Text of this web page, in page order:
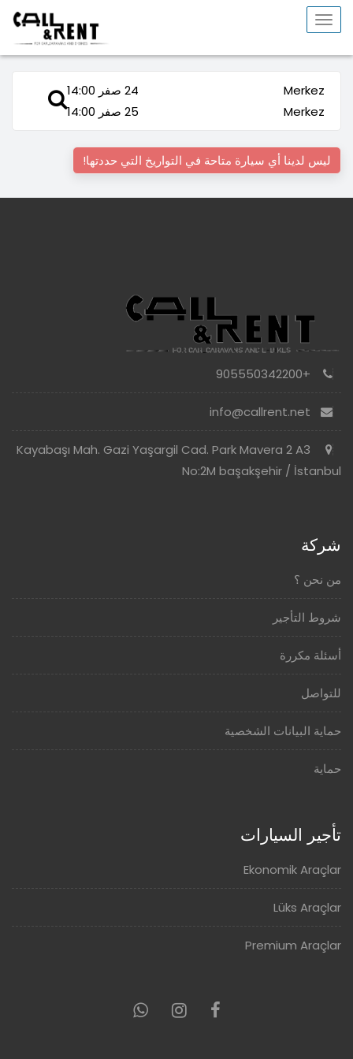
Toggle
Merkez
24 صفر 14:00
Merkez
25 صفر 14:00
ليس لدينا أي سيارة متاحة في التواريخ التي حددتها!
+905550342200
Kayabaşı Mah. Gazi Yaşargil Cad. Park Mavera 2 A3
No:2M başakşehir / İstanbul
شركة
من نحن ؟
شروط التأجير
أسئلة مكررة
للتواصل
حماية البيانات الشخصية
حماية
تأجير السيارات
Ekonomik Araçlar
Lüks Araçlar
Premium Araçlar